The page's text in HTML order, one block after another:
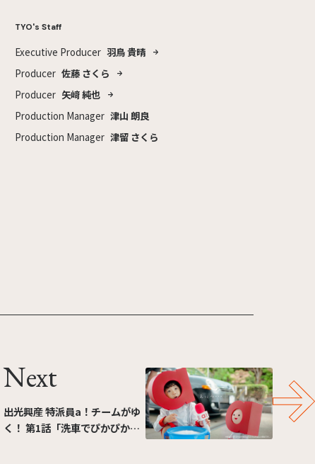
TYO's Staff
Executive Producer 羽鳥 貴晴
Producer 佐藤 さくら
Producer 矢﨑 純也
Production Manager 津山 朗良
Production Manager 津留 さくら
Next
出光興産 特派員a！チームがゆ
く！ 第1話「洗車でぴかぴか」